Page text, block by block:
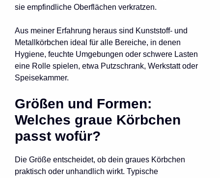
sie empfindliche Oberflächen verkratzen.
Aus meiner Erfahrung heraus sind Kunststoff- und
Metallkörbchen ideal für alle Bereiche, in denen
Hygiene, feuchte Umgebungen oder schwere Lasten
eine Rolle spielen, etwa Putzschrank, Werkstatt oder
Speisekammer.
Größen und Formen:
Welches graue Körbchen
passt wofür?
Die Größe entscheidet, ob dein graues Körbchen
praktisch oder unhandlich wirkt. Typische